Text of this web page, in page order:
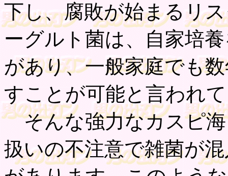
下し、腐敗が始まるリ
ーグルト菌は、自家培
があり、一般家庭でも
すことが可能と言われ
そんな強力なカスピ海
扱いの不注意で雑菌が